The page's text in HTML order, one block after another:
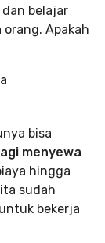
belajar
Apakah
bisa
menyewa
hingga
sudah
bekerja